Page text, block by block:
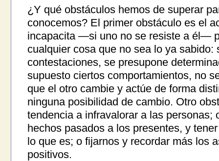
¿Y qué obstáculos hemos de superar
conocemos? El primer obstáculo es el
incapacita —si uno no se resiste a él—
cualquier cosa que no sea lo ya sabido:
contestaciones, se presupone
supuesto ciertos comportamientos, no
que el otro cambie y actúe de forma
ninguna posibilidad de cambio. Otro
tendencia a infravalorar a las personas;
hechos pasados a los presentes, y
lo que es; o fijarnos y recordar más los
positivos.